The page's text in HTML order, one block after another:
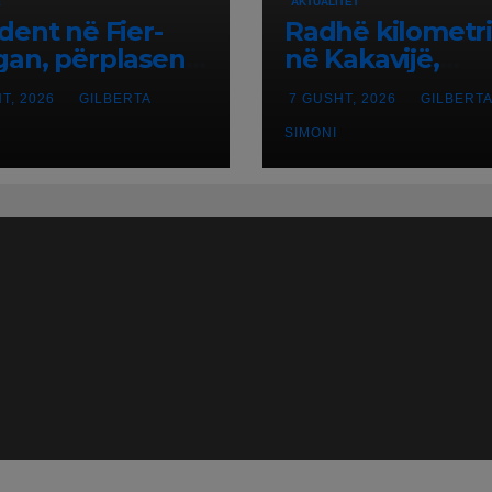
në Fier-
përplasen
i me furgonin,
një i
2026 GILBERTA
Radhë
në Kakavijë,
qytetarët që
kthehen në
Shqipëri
në
punon me
7 GUSHT, 2026 GILBERTA
SIMONI